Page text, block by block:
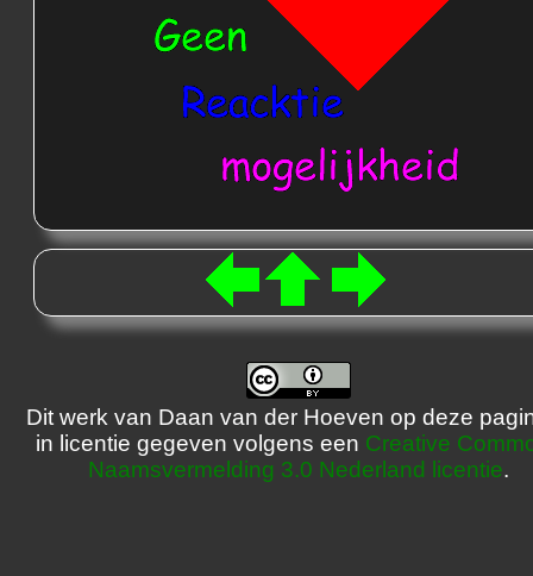
Dit werk van Daan van der Hoeven op deze
in licentie gegeven volgens een Creative
Naamsvermelding 3.0 Nederland licentie.